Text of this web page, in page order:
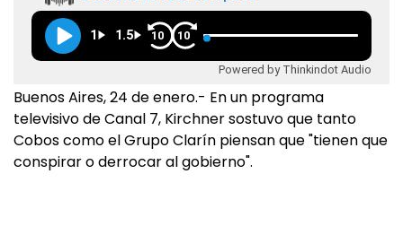
1 1.5 10 10
Powered by Thinkindot Audio
Buenos Aires, 24 de enero.- En un programa
televisivo de Canal 7, Kirchner sostuvo que tanto
Cobos como el Grupo Clarín piensan que "tienen que
conspirar o derrocar al gobierno".